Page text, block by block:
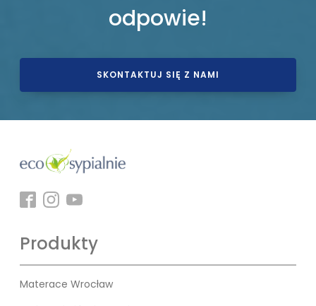
odpowie!
SKONTAKTUJ SIĘ Z NAMI
Produkty
Materace Wrocław